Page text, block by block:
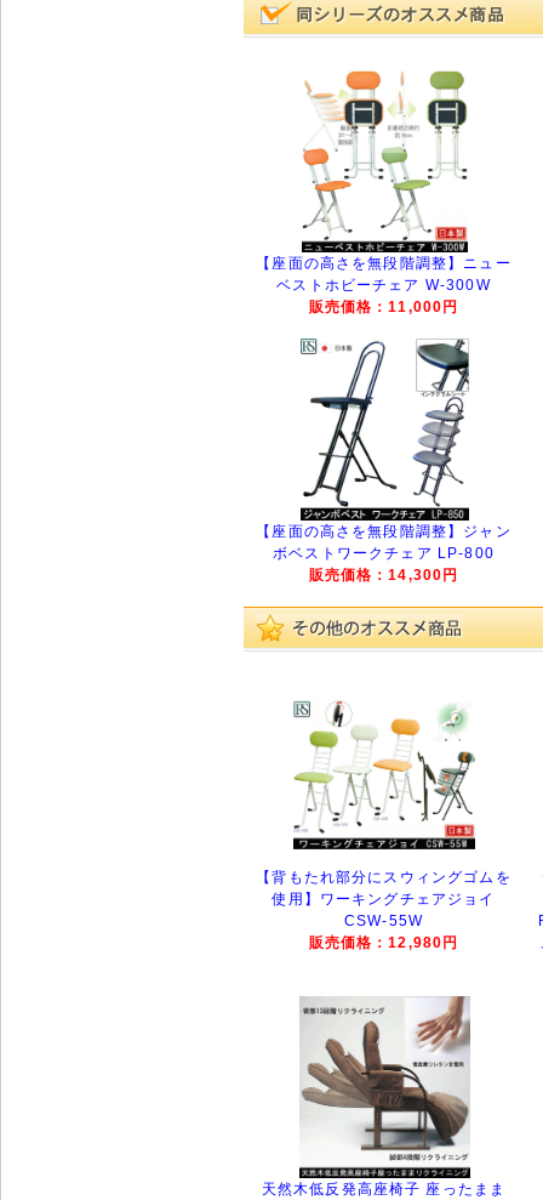
【座面の高さを無段階調整】ニュー
ベストホビーチェア W-300W
販売価格：11,000円
【座面の高さを無段階調整】ジャン
ボベストワークチェア LP-800
販売価格：14,300円
【背もたれ部分にスウィングゴムを
使用】ワーキングチェアジョイ
CSW-55W
販売価格：12,980円
天然木低反発高座椅子 座ったまま